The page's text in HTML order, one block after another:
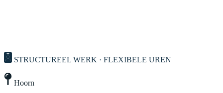
STRUCTUREEL WERK · FLEXIBELE UREN
Hoorn